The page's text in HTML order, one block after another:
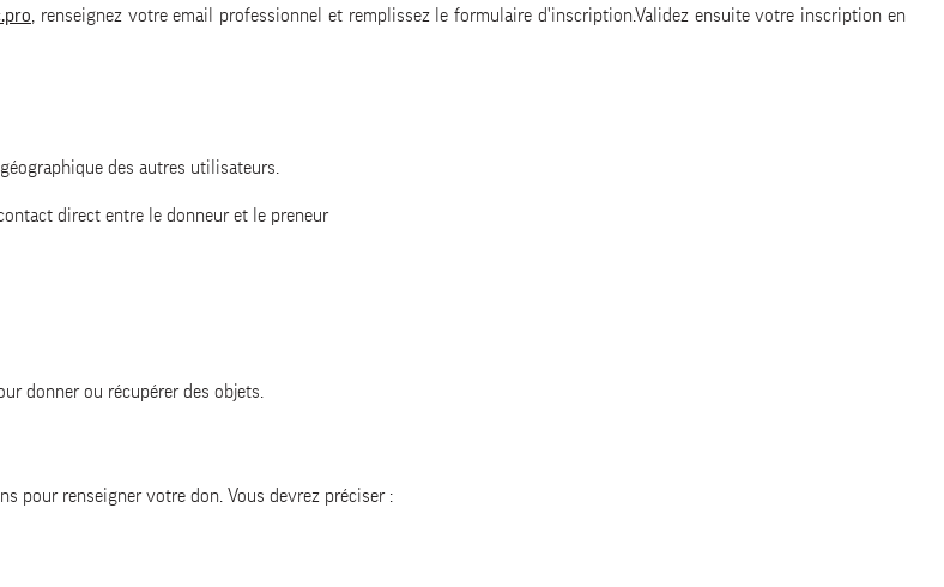
, renseignez votre email professionnel et remplissez le formulaire d'inscription.Validez ensuite votre inscription en
des autres utilisateurs.
direct entre le donneur et le preneur
donner ou récupérer des objets.
pour renseigner votre don. Vous devrez préciser :